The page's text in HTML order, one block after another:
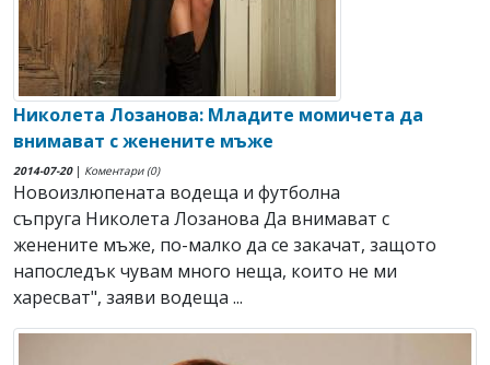
Николета Лозанова: Младите момичета да
внимават с женените мъже
2014-07-20| Коментари (0)
Новоизлюпената водеща и футболна
съпруга Николета Лозанова Да внимават с
женените мъже, по-малко да се закачат, защото
напоследък чувам много неща, които не ми
харесват", заяви водеща ...